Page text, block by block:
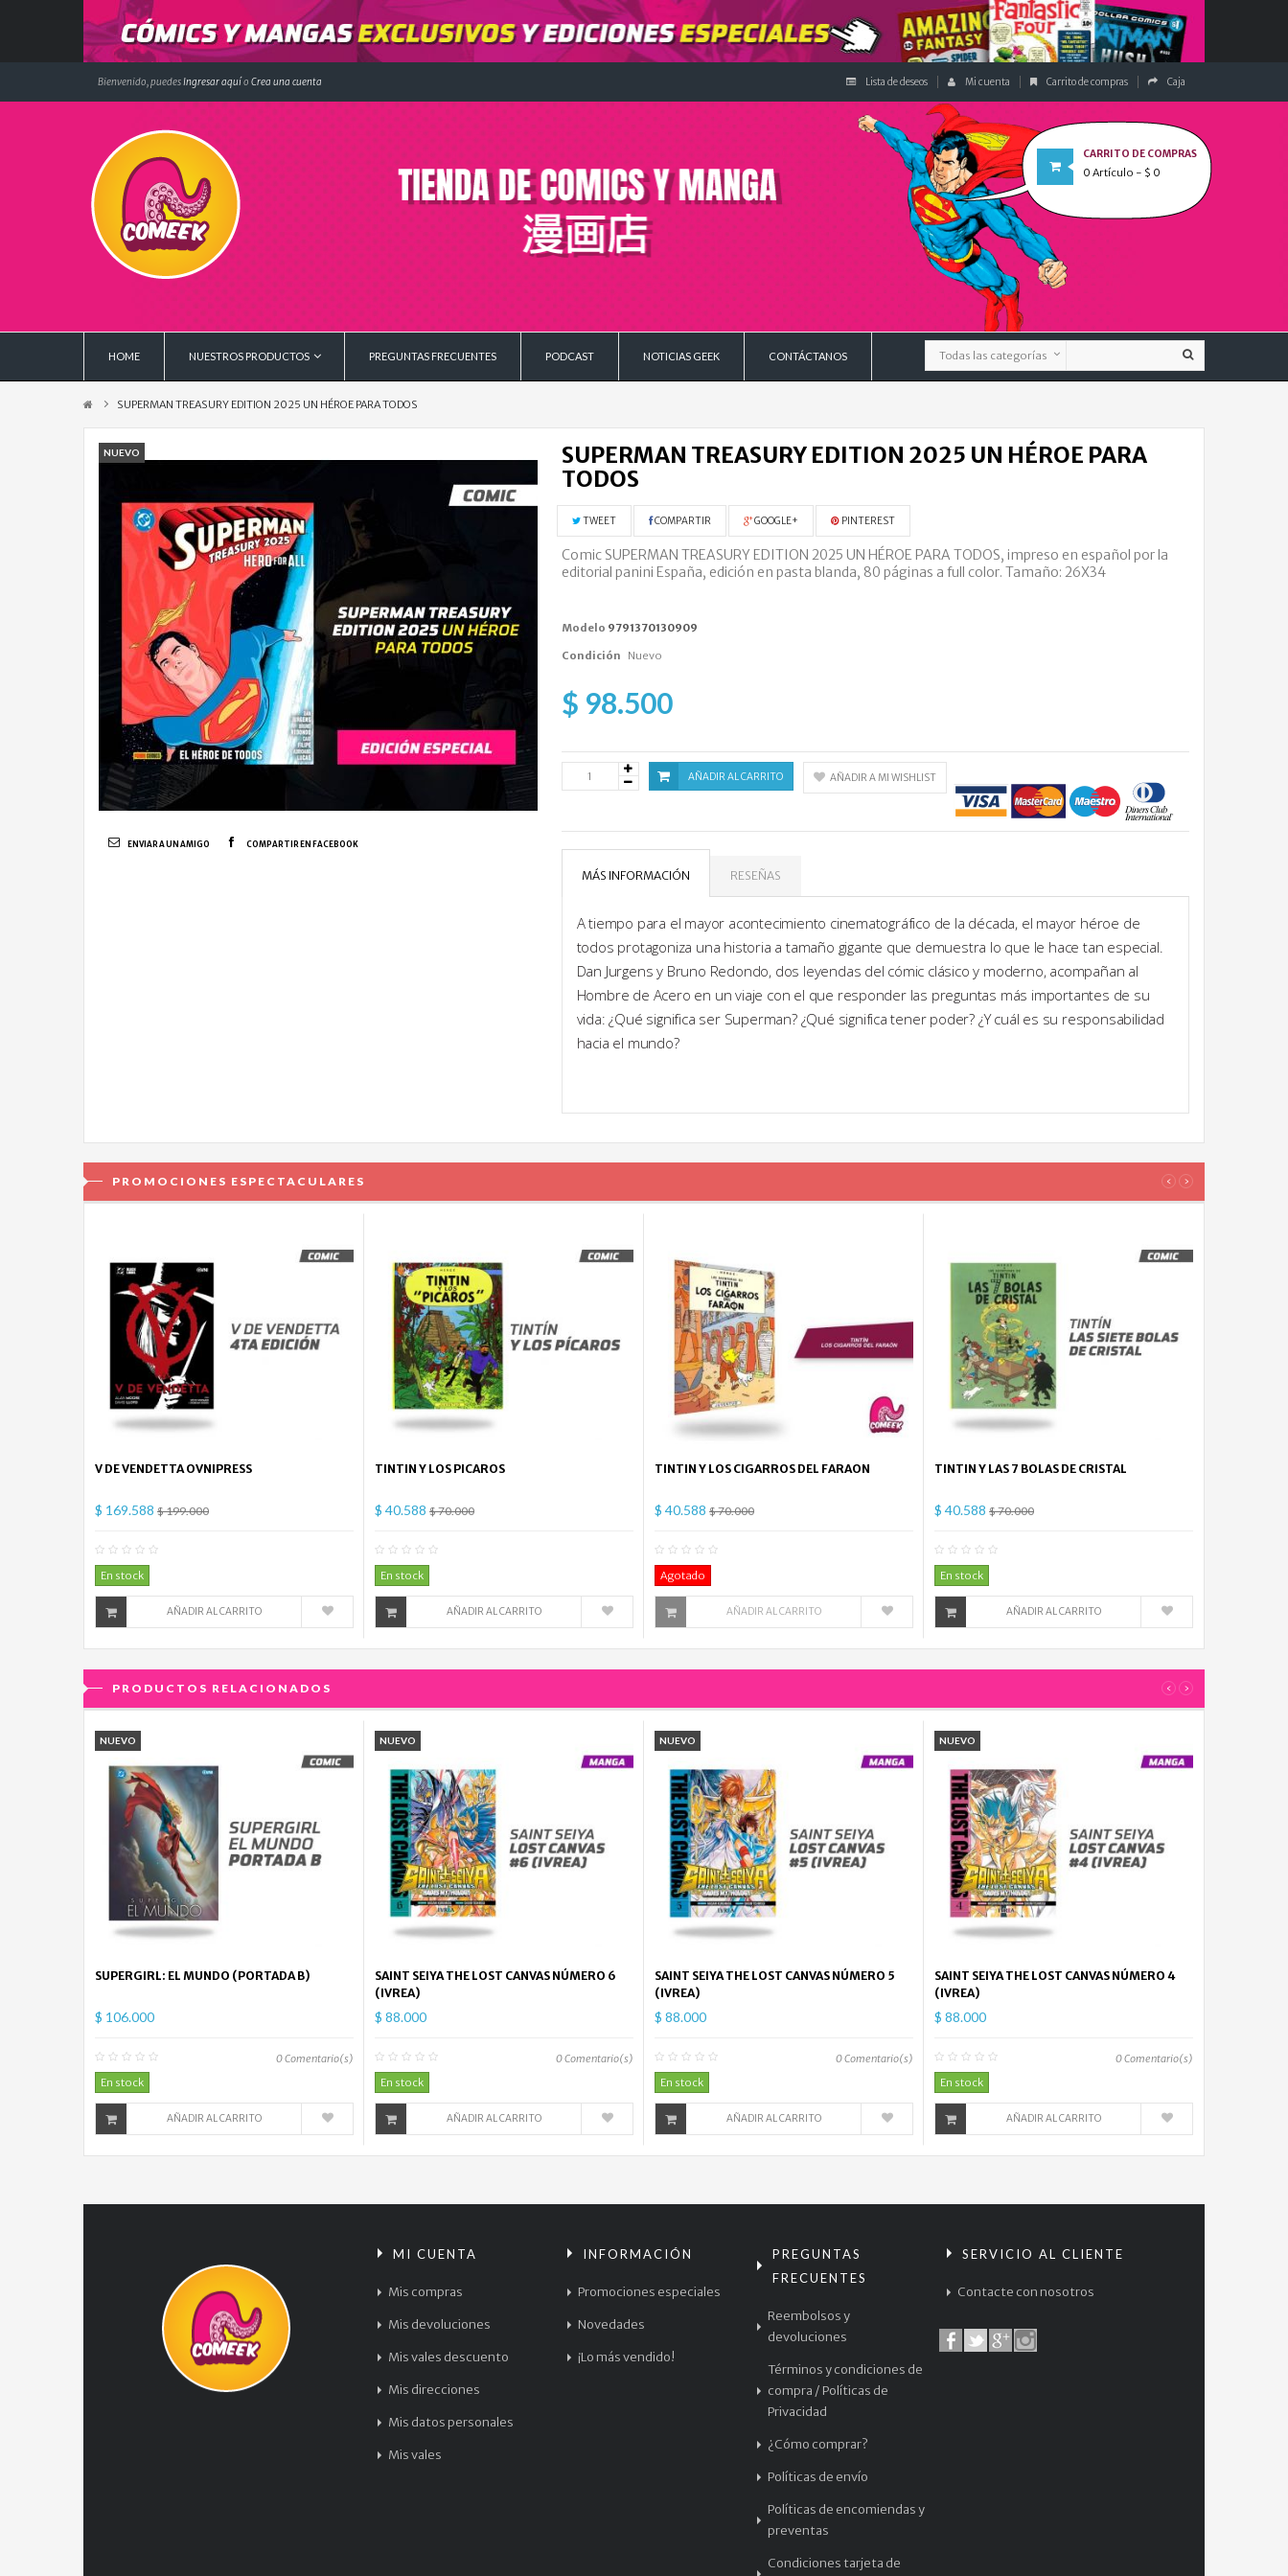
Bienvenido, puedesIngresar aquío Crea una cuenta Lista de deseos Mi cuenta Carrito de compras Caja
CARRITO DE COMPRAS
0 Artículo - $ 0
HOME NUESTROS PRODUCTOS PREGUNTAS FRECUENTES PODCAST NOTICIAS GEEK CONTÁCTANOS
SUPERMAN TREASURY EDITION 2025 UN HÉROE PARA TODOS
NUEVO
ENVIAR A UN AMIGO COMPARTIR EN FACEBOOK
SUPERMAN TREASURY EDITION 2025 UN HÉROE PARA
TODOS
TWEET COMPARTIR GOOGLE+ PINTEREST
Comic SUPERMAN TREASURY EDITION 2025 UN HÉROE PARA TODOS, impreso en español por la
editorial panini España, edición en pasta blanda, 80 páginas a full color. Tamaño: 26X34
Modelo 9791370130909
Condición Nuevo
$ 98.500
AÑADIR AL CARRITO AÑADIR A MI WISHLIST
MÁS INFORMACIÓN RESEÑAS
A tiempo para el mayor acontecimiento cinematográfico de la década, el mayor héroe de
todos protagoniza una historia a tamaño gigante que demuestra lo que le hace tan especial.
Dan Jurgens y Bruno Redondo, dos leyendas del cómic clásico y moderno, acompañan al
Hombre de Acero en un viaje con el que responder las preguntas más importantes de su
vida: ¿Qué significa ser Superman? ¿Qué significa tener poder? ¿Y cuál es su responsabilidad
hacia el mundo?
PROMOCIONES ESPECTACULARES ‹ ›
V DE VENDETTA OVNIPRESS
$ 169.588 $ 199.000
En stock
AÑADIR AL CARRITO
TINTIN Y LOS PICAROS
$ 40.588 $ 70.000
En stock
AÑADIR AL CARRITO
TINTIN Y LOS CIGARROS DEL FARAON
$ 40.588 $ 70.000
Agotado
AÑADIR AL CARRITO
TINTIN Y LAS 7 BOLAS DE CRISTAL
$ 40.588 $ 70.000
En stock
AÑADIR AL CARRITO
PRODUCTOS RELACIONADOS ‹ ›
NUEVO
SUPERGIRL: EL MUNDO (PORTADA B)
$ 106.000
0Comentario(s)
En stock
AÑADIR AL CARRITO
NUEVO
SAINT SEIYA THE LOST CANVAS NÚMERO 6
(IVREA)
$ 88.000
0Comentario(s)
En stock
AÑADIR AL CARRITO
NUEVO
SAINT SEIYA THE LOST CANVAS NÚMERO 5
(IVREA)
$ 88.000
0Comentario(s)
En stock
AÑADIR AL CARRITO
NUEVO
SAINT SEIYA THE LOST CANVAS NÚMERO 4
(IVREA)
$ 88.000
0Comentario(s)
En stock
AÑADIR AL CARRITO
MI CUENTA
Mis compras
Mis devoluciones
Mis vales descuento
Mis direcciones
Mis datos personales
Mis vales
INFORMACIÓN
Promociones especiales
Novedades
¡Lo más vendido!
PREGUNTAS
FRECUENTES
Reembolsos y
devoluciones
Términos y condiciones de
compra / Políticas de
Privacidad
¿Cómo comprar?
Políticas de envío
Políticas de encomiendas y
preventas
Condiciones tarjeta de
SERVICIO AL CLIENTE
Contacte con nosotros